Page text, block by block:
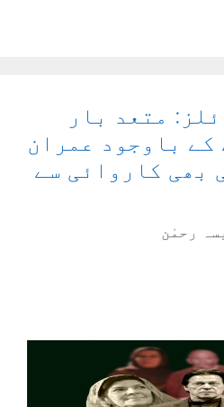
متعد بار
کے باوجود عمران
بھی کاروائی سے
رحمٰن